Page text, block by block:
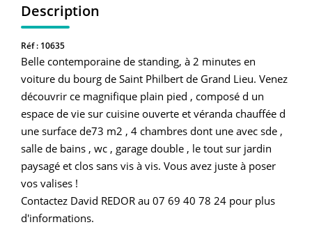
Description
Réf : 10635
Belle contemporaine de standing, à 2 minutes en
voiture du bourg de Saint Philbert de Grand Lieu. Venez
découvrir ce magnifique plain pied , composé d un
espace de vie sur cuisine ouverte et véranda chauffée d
une surface de73 m2 , 4 chambres dont une avec sde ,
salle de bains , wc , garage double , le tout sur jardin
paysagé et clos sans vis à vis. Vous avez juste à poser
vos valises !
Contactez David REDOR au 07 69 40 78 24 pour plus
d'informations.